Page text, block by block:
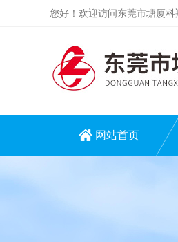
您好！欢迎访问东莞市塘厦科
网站首页